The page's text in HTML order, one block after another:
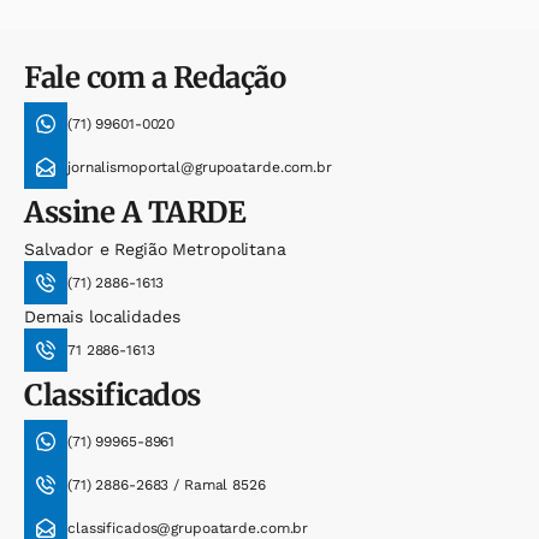
Fale com a Redação
(71) 99601-0020
jornalismoportal@grupoatarde.com.br
AssineA TARDE
Salvador e Região Metropolitana
(71) 2886-1613
Demais localidades
71 2886-1613
Classificados
(71) 99965-8961
(71) 2886-2683 / Ramal 8526
classificados@grupoatarde.com.br